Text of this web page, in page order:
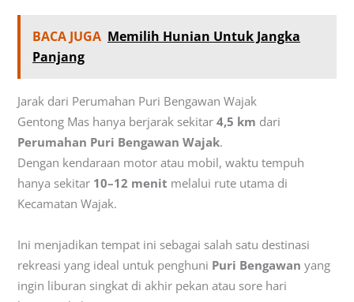
BACA JUGA Memilih Hunian Untuk Jangka
Panjang
Jarak dari Perumahan Puri Bengawan Wajak
Gentong Mas hanya berjarak sekitar4,5 km dari
Perumahan Puri Bengawan Wajak.
Dengan kendaraan motor atau mobil, waktu tempuh
hanya sekitar 10–12 menit melalui rute utama di
Kecamatan Wajak.
Ini menjadikan tempat ini sebagai salah satu destinasi
rekreasi yang ideal untuk penghuni Puri Bengawan yang
ingin liburan singkat di akhir pekan atau sore hari